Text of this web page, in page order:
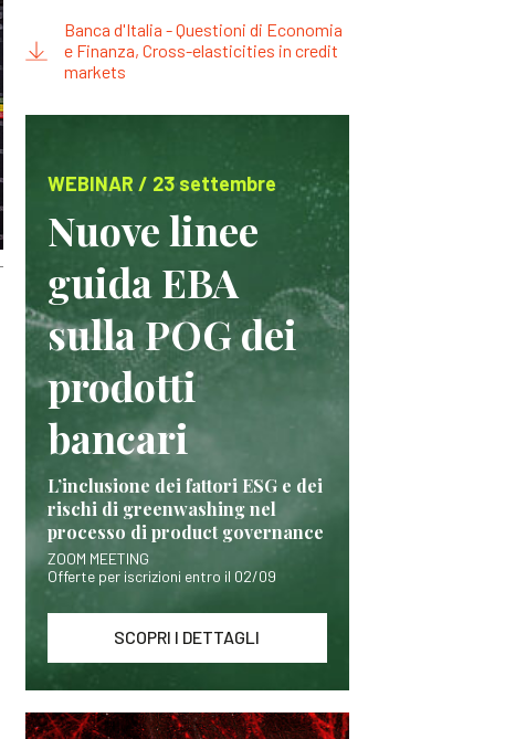
Banca d'Italia - Questioni di Economia
e Finanza, Cross-elasticities in credit
markets
WEBINAR / 23 settembre
Nuove linee
guida EBA
sulla POG dei
prodotti
bancari
L’inclusione dei fattori ESG e dei
rischi di greenwashing nel
processo di product governance
ZOOM MEETING
Offerte per iscrizioni entro il 02/09
SCOPRI I DETTAGLI